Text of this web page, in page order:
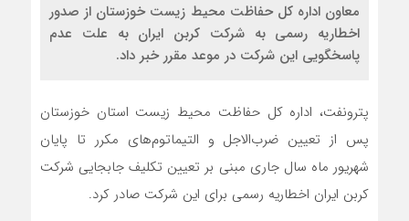
معاون اداره کل حفاظت محیط زیست خوزستان از صدور
اخطاریه رسمی به شرکت کربن ایران به علت عدم
پاسخگویی این شرکت در موعد مقرر خبر داد.
پترونفت، اداره کل حفاظت محیط زیست استان خوزستان
پس از تعیین ضرب‌الاجل و التیماتوم‌های مکرر تا پایان
شهریور ماه سال جاری مبنی بر تعیین تکلیف جابجایی شرکت
کربن ایران اخطاریه رسمی برای این شرکت صادر کرد.